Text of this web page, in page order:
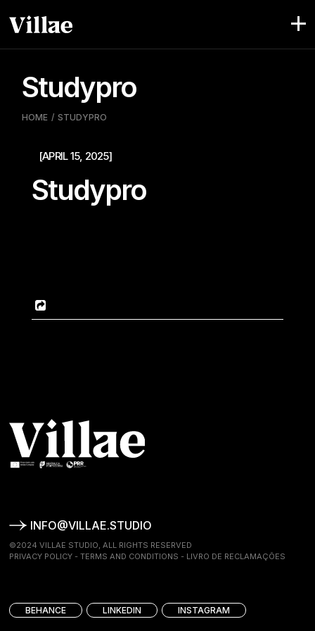
para
Studypro
HOME STUDYPRO
[APRIL 15, 2025]
Studypro
INFO@VILLAE.STUDIO
©2024 VILLAE STUDIO, ALL RIGHTS RESERVED
PRIVACY POLICY -TERMS AND CONDITIONS - LIVRO DE RECLAMAÇÕES
BEHANCE LINKEDIN INSTAGRAM